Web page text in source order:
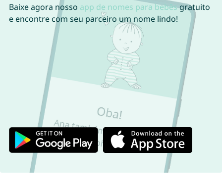
Baixe agora nosso app de nomes para bebêsgratuito
e encontre com seu parceiro um nome lindo!